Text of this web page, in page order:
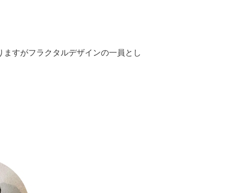
すがフラクタルデザインの一員とし